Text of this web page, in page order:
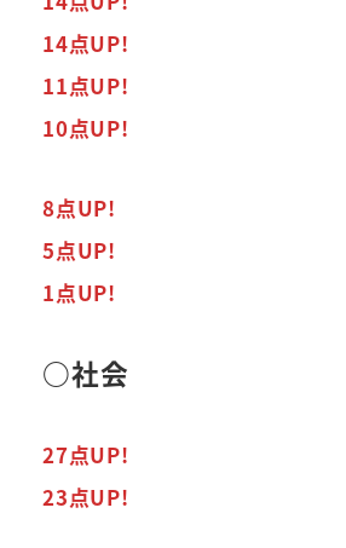
14点UP!
11点UP!
10点UP!
8点UP!
5点UP!
1点UP!
○社会
27点UP!
23点UP!